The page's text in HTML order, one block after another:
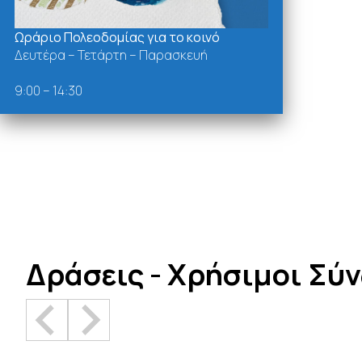
Δράσεις - Χρήσιμοι
Ωράριο Πολεοδομίας για το κοινό
Δευτέρα – Τετάρτη – Παρασκευή
9:00 – 14:30